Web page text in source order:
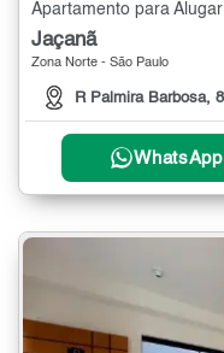
Apartamento para
Jaçanã
Zona Norte - São Paulo
R Palmira Barbosa,
WhatsApp